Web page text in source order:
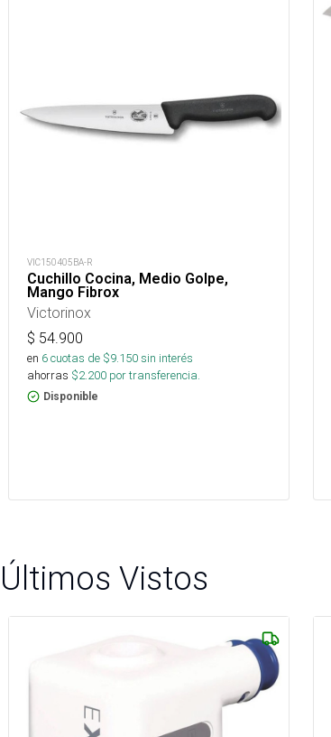
VIC150405BA-R
Cuchillo Cocina, Medio Golpe,
Mango Fibrox
Victorinox
$ 54.900
en 6cuotas de $9.150sin interés
ahorras $2.200 por transferencia.
Disponible
Últimos Vistos